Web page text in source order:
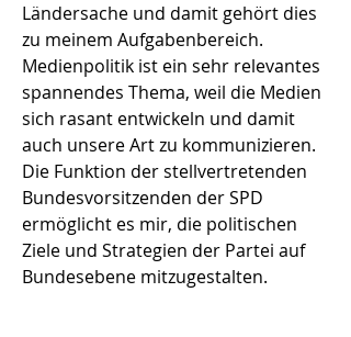
Ländersache und damit gehört dies
zu meinem Aufgabenbereich.
Medienpolitik ist ein sehr relevantes
spannendes Thema, weil die Medien
sich rasant entwickeln und damit
auch unsere Art zu kommunizieren.
Die Funktion der stellvertretenden
Bundesvorsitzenden der SPD
ermöglicht es mir, die politischen
Ziele und Strategien der Partei auf
Bundesebene mitzugestalten.